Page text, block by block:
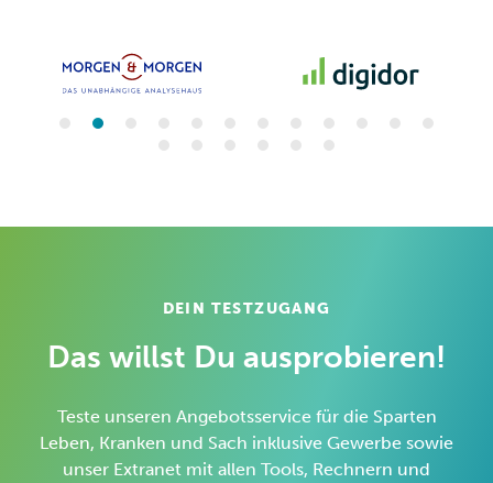
DEIN TESTZUGANG
Das willst Du ausprobieren!
Teste unseren Angebotsservice für die Sparten
Leben, Kranken und Sach inklusive Gewerbe sowie
unser Extranet mit allen Tools, Rechnern und